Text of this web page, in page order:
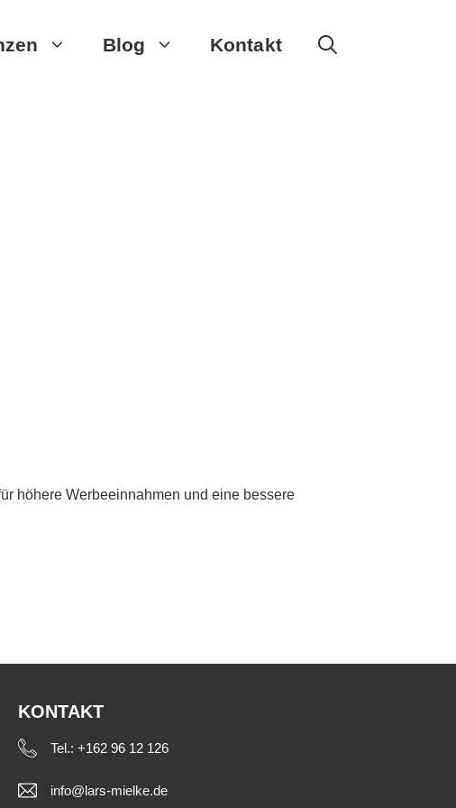
Blog Kontakt
höhere Werbeeinnahmen und eine bessere
KONTAKT
Tel.: +162 96 12 126
info@lars-mielke.de